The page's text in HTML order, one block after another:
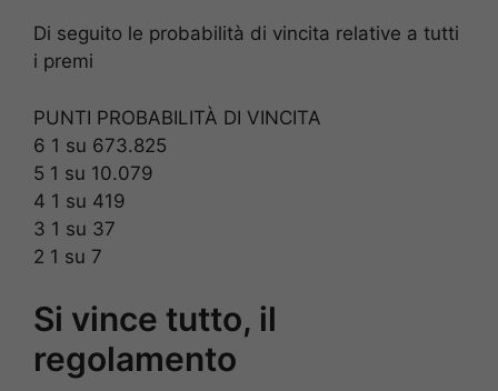
Di seguito le probabilità di vincita relative a tutti
i premi
PUNTI PROBABILITÀ DI VINCITA
6 1 su 673.825
5 1 su 10.079
4 1 su 419
3 1 su 37
2 1 su 7
Si vince tutto, il
regolamento